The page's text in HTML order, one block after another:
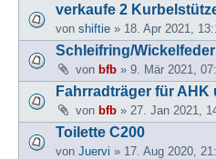
verkaufe 2
von shiftie » 18. Apr 2021,
Schleifring/Wickelfeder
von bfb » 9. Mär 2021,
Fahrradträger für
von bfb » 27. Jan 2021,
Toilette C200
von Juervi » 17. Aug 2020,